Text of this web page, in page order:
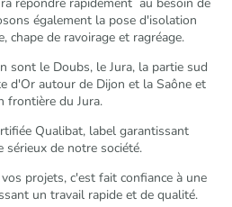
également la pose d'isolation
chape de ravoirage et ragréage.
sont le Doubs, le Jura, la partie sud
d'Or autour de Dijon et la Saône et
frontière du Jura.
Qualibat, label garantissant
sérieux de notre société.
projets, c'est fait confiance à une
un travail rapide et de qualité.